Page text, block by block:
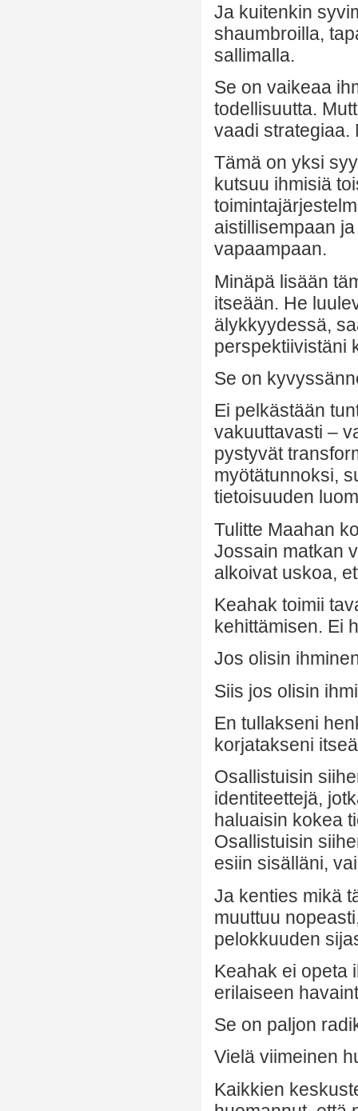
Ja kuitenkin
shaumbroilla,
sallimalla.
Se on vaikeaa
todellisuutta.
vaadi strategiaa.
Tämä on yksi
kutsuu ihmisiä
aistillisempaan
vapaampaan.
Minäpä lisään
itseään. He
älykkyydessä,
perspektiivistäni
Se on
Ei pelkästään
vakuuttavasti –
pystyvät
myötätunnoksi,
tietoisuuden
Tulitte Maahan
Jossain matkan
alkoivat uskoa,
Keahak toimii
kehittämisen. Ei
Jos olisin
Siis jos olisin
En tullakseni
korjatakseni
Osallistuisin
identiteettejä,
haluaisin kokea
Osallistuisin
esiin sisälläni,
Ja kenties mikä
muuttuu
pelokkuuden
Keahak ei opeta
erilaiseen
Se on paljon
Vielä viimeinen
Kaikkien